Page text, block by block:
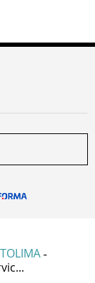
-